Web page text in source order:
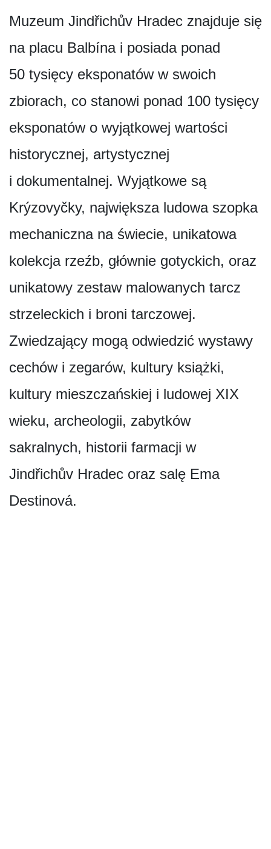
Muzeum Jindřichův Hradec znajduje się
na placu Balbína i posiada ponad
50 tysięcy eksponatów w swoich
zbiorach, co stanowi ponad 100 tysięcy
eksponatów o wyjątkowej wartości
historycznej, artystycznej
i dokumentalnej. Wyjątkowe są
Krýzovyčky, największa ludowa szopka
mechaniczna na świecie, unikatowa
kolekcja rzeźb, głównie gotyckich, oraz
unikatowy zestaw malowanych tarcz
strzeleckich i broni tarczowej.
Zwiedzający mogą odwiedzić wystawy
cechów i zegarów, kultury książki,
kultury mieszczańskiej i ludowej XIX
wieku, archeologii, zabytków
sakralnych, historii farmacji w
Jindřichův Hradec oraz salę Ema
Destinová.